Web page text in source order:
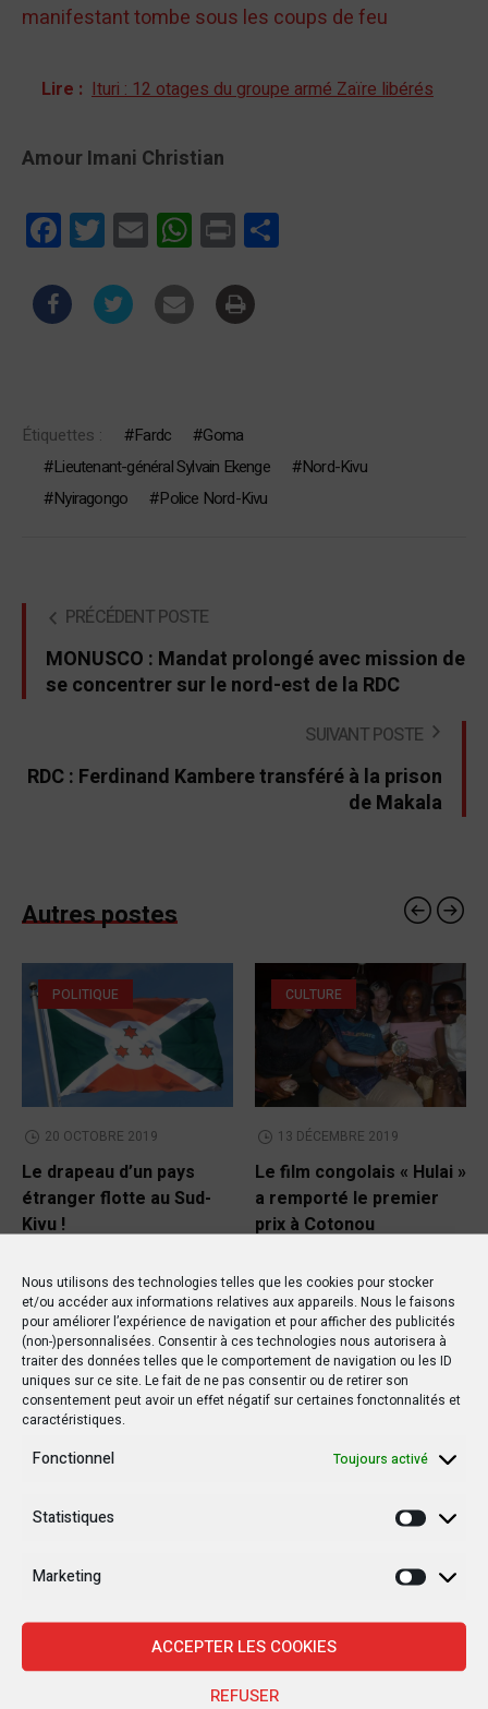
Nous utilisons des technologies telles que les cookies pour stocker
et/ou accéder aux informations relatives aux appareils. Nous le faisons
pour améliorer l’expérience de navigation et pour afficher des publicités
(non-)personnalisées. Consentir à ces technologies nous autorisera à
traiter des données telles que le comportement de navigation ou les ID
uniques sur ce site. Le fait de ne pas consentir ou de retirer son
consentement peut avoir un effet négatif sur certaines fonctonnalités et
caractéristiques.
Fonctionnel Toujours activé
Statistiques
Marketing
ACCEPTER LES COOKIES
REFUSER
manifestant tombe sous les coups de feu
Lire : Ituri : 12 otages du groupe armé Zaïre libérés
Amour Imani Christian
FacebookTwitterEmail WhatsApp
Print
Étiquettes : Fardc
Goma
Lieutenant-général Sylvain Ekenge
Nord-Kivu
Nyiragongo
Police Nord-Kivu
PRÉCÉDENT POSTE
MONUSCO : Mandat prolongé avec mission de
se concentrer sur le nord-est de la RDC
SUIVANT POSTE
RDC : Ferdinand Kambere transféré à la prison
de Makala
Autres postes
POLITIQUE
20 OCTOBRE 2019
Le drapeau d’un pays
étranger flotte au Sud-
Kivu !
CULTURE
13 DÉCEMBRE 2019
Le film congolais « Hulai »
a remporté le premier
prix à Cotonou